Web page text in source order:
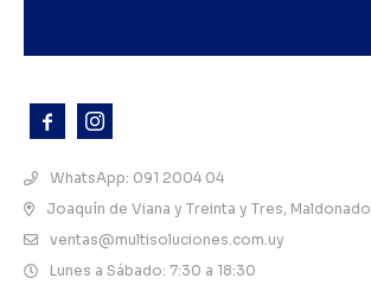
 
WhatsApp: 091 2004 04
Joaquín de Viana y Treinta y Tres, Maldonado
ventas@multisoluciones.com.uy
Lunes a Sábado: 7:30 a 18:30